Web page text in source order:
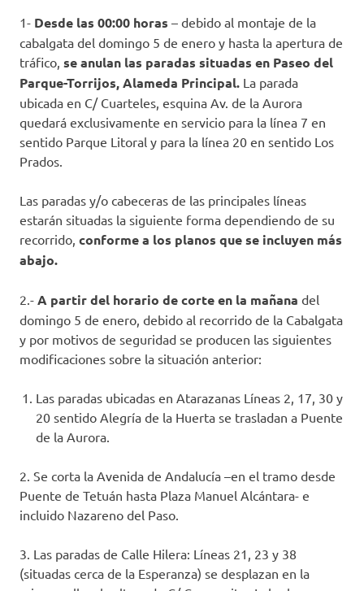
1- Desde las 00:00 horas – debido al montaje de la
cabalgata del domingo 5 de enero y hasta la apertura de
tráfico, se anulan las paradas situadas en Paseo del
Parque-Torrijos, Alameda Principal. La parada
ubicada en C/ Cuarteles, esquina Av. de la Aurora
quedará exclusivamente en servicio para la línea 7 en
sentido Parque Litoral y para la línea 20 en sentido Los
Prados.
Las paradas y/o cabeceras de las principales líneas
estarán situadas la siguiente forma dependiendo de su
recorrido, conforme a los planos que se incluyen más
abajo.
2.- A partir del horario de corte en la mañana del
domingo 5 de enero, debido al recorrido de la Cabalgata
y por motivos de seguridad se producen las siguientes
modificaciones sobre la situación anterior:
Las paradas ubicadas en Atarazanas Líneas 2, 17, 30 y
20 sentido Alegría de la Huerta se trasladan a Puente
de la Aurora.
2. Se corta la Avenida de Andalucía –en el tramo desde
Puente de Tetuán hasta Plaza Manuel Alcántara- e
incluido Nazareno del Paso.
3. Las paradas de Calle Hilera: Líneas 21, 23 y 38
(situadas cerca de la Esperanza) se desplazan en la